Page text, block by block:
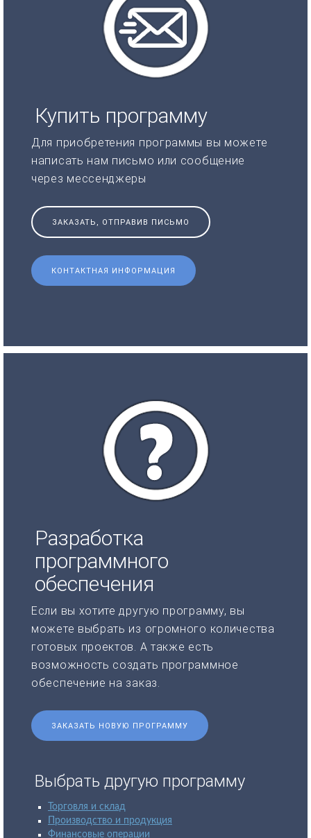
Купить программу
Для приобретения программы вы можете
написать нам письмо или сообщение
через мессенджеры
ЗАКАЗАТЬ, ОТПРАВИВ ПИСЬМО
КОНТАКТНАЯ ИНФОРМАЦИЯ
Разработка
программного
обеспечения
Если вы хотите другую программу, вы
можете выбрать из огромного количества
готовых проектов. А также есть
возможность создать программное
обеспечение на заказ.
ЗАКАЗАТЬ НОВУЮ ПРОГРАММУ
Выбрать другую программу
Торговля и склад
Производство и продукция
Финансовые операции